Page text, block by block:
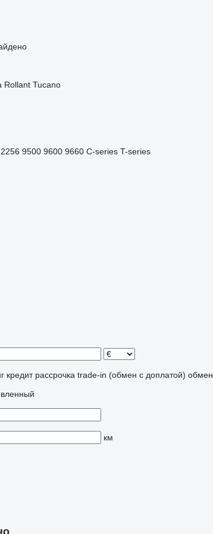
Rollant Tucano
2256 9500 9600 9660 C-series T-series
кредит рассрочка trade-in (обмен с доплатой) обмен
км